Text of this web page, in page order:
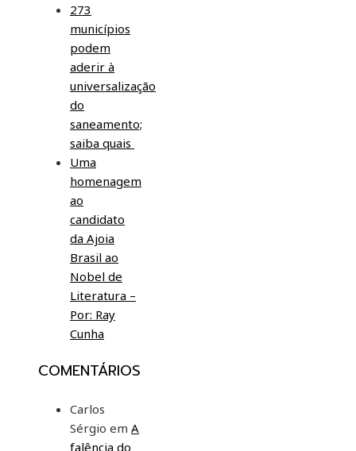
273
municípios
podem
aderir à
universalização
do
saneamento;
saiba quais
Uma
homenagem
ao
candidato
da Ajoia
Brasil ao
Nobel de
Literatura –
Por: Ray
Cunha
COMENTÁRIOS
Carlos
Sérgio em A
falência do